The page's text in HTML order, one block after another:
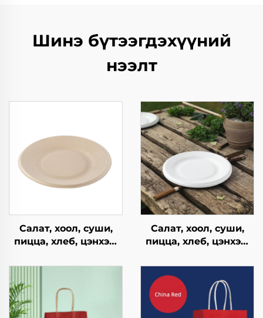
Шинэ бүтээгдэхүүний
нээлт
Салат, хоол, суши,
пицца, хлеб, цэнхэр,
гамбургерийг
зориулагдсан буцаж
ашиглах боломжтой
Салат, хоол, суши,
пицца, хлеб, цэнхэр,
гамбургерийг
ашиглахад
зориулагдсан буцаж
ашиглах боломжтой